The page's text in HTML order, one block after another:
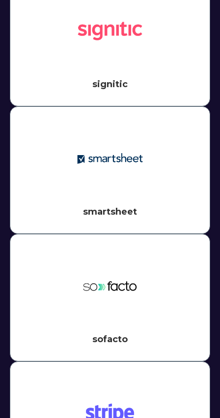
signitic
smartsheet
sofacto